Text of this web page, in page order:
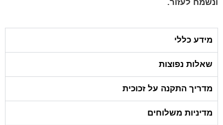
ונשמח לעזור.
מידע כללי
שאלות נפוצות
מדריך התקנה על זכוכית
מדיניות משלוחים